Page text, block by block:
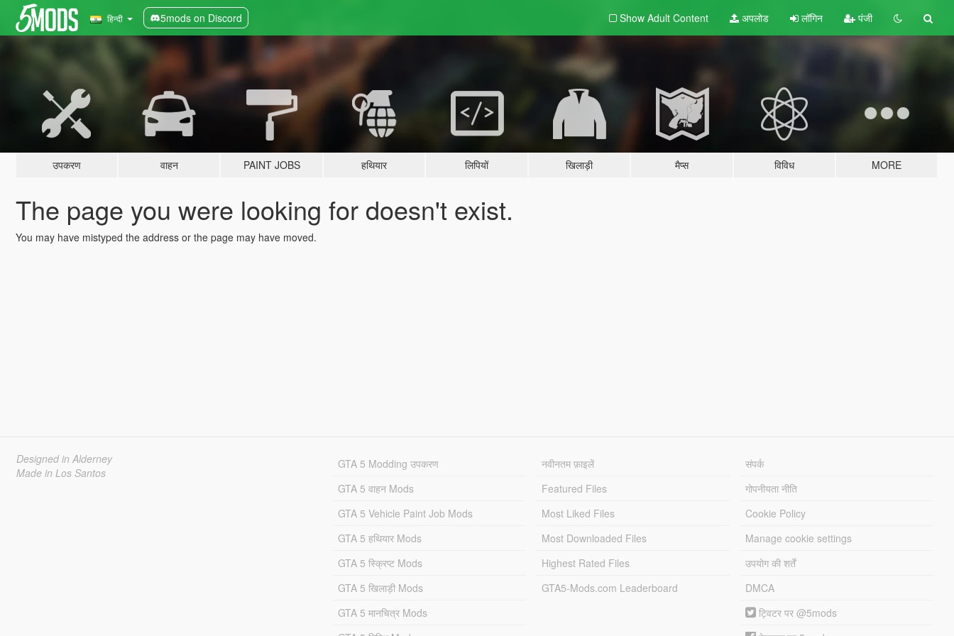
हिन्दी 5mods on Discord Show Adult Content अपलोड लॉगिन पंजी
उपकरण वाहन PAINT JOBS हथियार लिपियों खिलाड़ी मैप्स विविध MORE
The page you were looking for doesn't exist.
You may have mistyped the address or the page may have moved.
Designed in Alderney
Made in Los Santos
GTA 5 Modding उपकरण
GTA 5 वाहन Mods
GTA 5 Vehicle Paint Job Mods
GTA 5 हथियार Mods
GTA 5 स्क्रिप्ट Mods
GTA 5 खिलाड़ी Mods
GTA 5 मानचित्र Mods
नवीनतम फ़ाइलें
Featured Files
Most Liked Files
Most Downloaded Files
Highest Rated Files
GTA5-Mods.com Leaderboard
संपर्क
गोपनीयता नीति
Cookie Policy
Manage cookie settings
उपयोग की शर्तें
DMCA
ट्विटर पर @5mods